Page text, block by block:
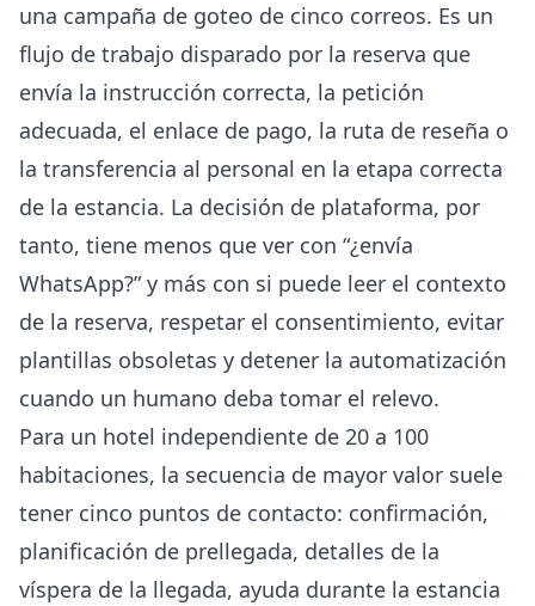
una campaña de goteo de cinco correos. Es un
flujo de trabajo disparado por la reserva que
envía la instrucción correcta, la petición
adecuada, el enlace de pago, la ruta de reseña o
la transferencia al personal en la etapa correcta
de la estancia. La decisión de plataforma, por
tanto, tiene menos que ver con “¿envía
WhatsApp?” y más con si puede leer el contexto
de la reserva, respetar el consentimiento, evitar
plantillas obsoletas y detener la automatización
cuando un humano deba tomar el relevo.
Para un hotel independiente de 20 a 100
habitaciones, la secuencia de mayor valor suele
tener cinco puntos de contacto: confirmación,
planificación de prellegada, detalles de la
víspera de la llegada, ayuda durante la estancia